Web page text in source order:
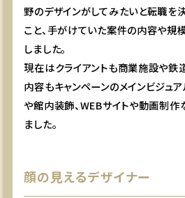
野のデザインがしてみたいと転職を
こと、手がけていた案件の内容や
しました。
現在はクライアントも商業施設や鉄
内容もキャンペーンのメインビジュ
や館内装飾、WEBサイトや動画制
ました。
顔の見えるデザイナー